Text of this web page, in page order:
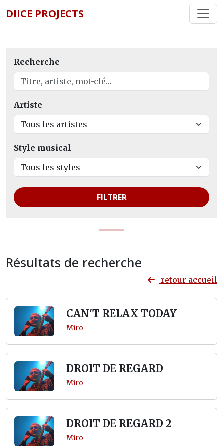
DIICE PROJECTS
Recherche
Artiste
Style musical
FILTRER
Résultats de recherche
retour accueil
CAN'T RELAX TODAY
Miro
DROIT DE REGARD
Miro
DROIT DE REGARD 2
Miro